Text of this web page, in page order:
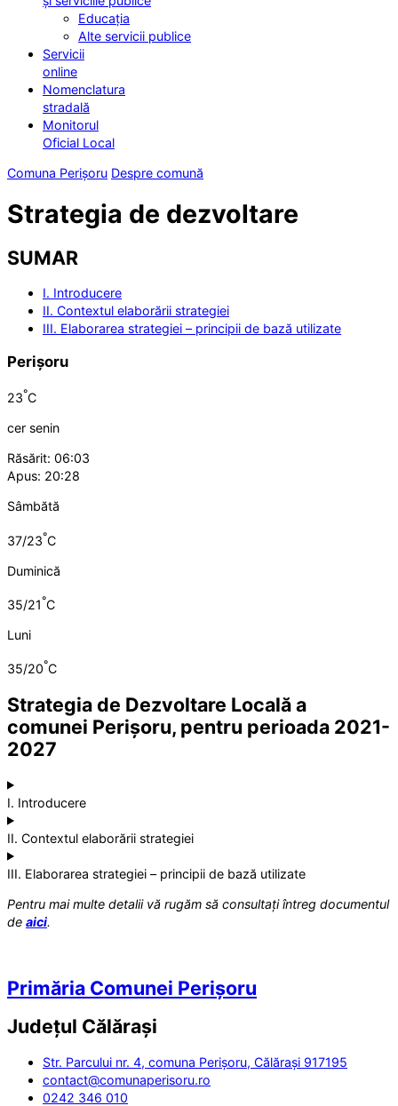
Educația
Alte servicii publice
Servicii
online
Nomenclatura
stradală
Monitorul
Oficial Local
Comuna Perișoru Despre comună
Strategia de dezvoltare
SUMAR
I. Introducere
II. Contextul elaborării strategiei
III. Elaborarea strategiei – principii de bază utilizate
Perișoru
23°C
cer senin
Răsărit: 06:03
Apus: 20:28
Sâmbătă
37/23°C
Duminică
35/21°C
Luni
35/20°C
Strategia de Dezvoltare Locală a
comunei Perișoru, pentru perioada 2021-
2027
I. Introducere
II. Contextul elaborării strategiei
III. Elaborarea strategiei – principii de bază utilizate
Pentru mai multe detalii vă rugăm să consultați întreg documentul
de aici.
Primăria Comunei Perișoru
Județul Călărași
Str. Parcului nr. 4, comuna Perișoru, Călărași 917195
contact@comunaperisoru.ro
0242 346 010